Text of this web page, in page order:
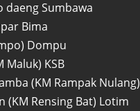
daeng Sumbawa
Bima
Dompu
Maluk) KSB
(KM Rampak Nulang)
(KM Rensing Bat) Lotim